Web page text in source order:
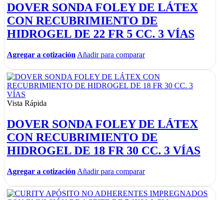
DOVER SONDA FOLEY DE LÁTEX
CON RECUBRIMIENTO DE
HIDROGEL DE 22 FR 5 CC. 3 VÍAS
Agregar a cotización Añadir para comparar
Vista Rápida
DOVER SONDA FOLEY DE LÁTEX
CON RECUBRIMIENTO DE
HIDROGEL DE 18 FR 30 CC. 3 VÍAS
Agregar a cotización Añadir para comparar